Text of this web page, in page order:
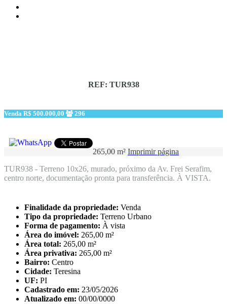
REF: TUR938
Venda R$ 500.000,00 296
265,00 m² Imprimir página
TUR938 - Terreno 10x26, murado, próximo da Av. Frei Serafim,
centro norte, documentação pronta para transferência. À VISTA.
Finalidade da propriedade: Venda
Tipo da propriedade: Terreno Urbano
Forma de pagamento: À vista
Área do imóvel: 265,00 m²
Área total: 265,00 m²
Área privativa: 265,00 m²
Bairro: Centro
Cidade: Teresina
UF: PI
Cadastrado em: 23/05/2026
Atualizado em: 00/00/0000